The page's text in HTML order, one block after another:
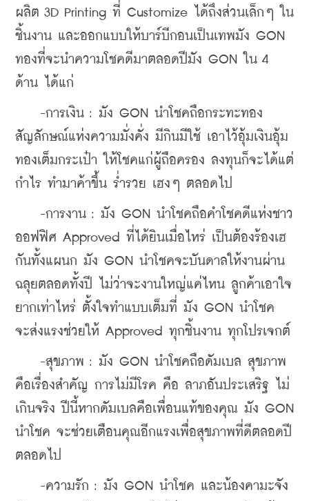
ผลิต 3D Printing ที่ Customize ได้ถึงส่วนเล็กๆ ใน
ชิ้นงาน และออกแบบให้บาร์บีกอนเป็นเทพมัง GON
ทองที่จะนำความโชคดีมาตลอดปีมัง GON ใน 4
ด้าน ได้แก่
-การเงิน : มัง GON นำโชคถือกระทะทอง
สัญลักษณ์แห่งความมั่งคั่ง มีกินมีใช้ เอาไว้อุ้มเงินอุ้ม
ทองเต็มกระเป๋า ให้โชคแก่ผู้ถือครอง ลงทุนก็จะได้แต่
กำไร ทำมาค้าขึ้น ร่ำรวย เฮงๆ ตลอดไป
-การงาน : มัง GON นำโชคถือคำโชคดีแห่งชาว
ออฟฟิศ Approved ที่ได้ยินเมื่อไหร่ เป็นต้องร้องเฮ
กันทั้งแผนก มัง GON นำโชคจะบันดาลให้งานผ่าน
ฉลุยตลอดทั้งปี ไม่ว่าจะงานใหญ่แค่ไหน ลูกค้าเอาใจ
ยากเท่าไหร่ ตั้งใจทำแบบเต็มที่ มัง GON นำโชค
จะส่งแรงช่วยให้ Approved ทุกชิ้นงาน ทุกโปรเจกต์
-สุขภาพ : มัง GON นำโชคถือดัมเบล สุขภาพ
คือเรื่องสำคัญ การไม่มีโรค คือ ลาภอันประเสริฐ ไม่
เกินจริง ปีนี้หากดัมเบลคือเพื่อนแท้ของคุณ มัง GON
นำโชค จะช่วยเตือนคุณอีกแรงเพื่อสุขภาพที่ดีตลอดปี
ตลอดไป
-ความรัก : มัง GON นำโชค และน้องคามะจัง